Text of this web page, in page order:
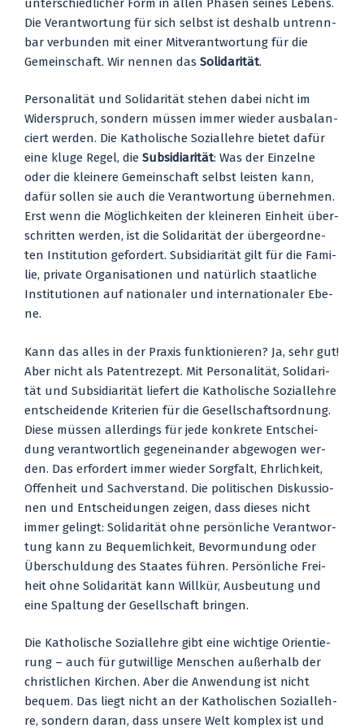
Die Ver­ant­wor­tung für sich selbst ist des­halb untrenn­
bar ver­bun­den mit einer Mit­ver­ant­wor­tung für die
Gemein­schaft. Wir nen­nen das Soli­da­ri­tät.
Per­so­na­li­tät und Soli­da­ri­tät ste­hen dabei nicht im
Wider­spruch, son­dern müs­sen immer wie­der aus­ba­lan­
ciert wer­den. Die Katho­li­sche Sozi­al­leh­re bie­tet dafür
eine klu­ge Regel, die Sub­si­dia­ri­tät: Was der Ein­zel­ne
oder die klei­ne­re Gemein­schaft selbst leis­ten kann,
dafür sol­len sie auch die Ver­ant­wor­tung über­neh­men.
Erst wenn die Mög­lich­kei­ten der klei­ne­ren Ein­heit über­
schrit­ten wer­den, ist die Soli­da­ri­tät der über­ge­ord­ne­
ten Insti­tu­ti­on gefor­dert. Sub­si­dia­ri­tät gilt für die Fami­
lie, pri­va­te Orga­ni­sa­tio­nen und natür­lich staat­li­che
Insti­tu­tio­nen auf natio­na­ler und inter­na­tio­na­ler Ebe­
ne.
Kann das alles in der Pra­xis funk­tio­nie­ren? Ja, sehr gut!
Aber nicht als Patent­re­zept. Mit Per­so­na­li­tät, Soli­da­ri­
tät und Sub­si­dia­ri­tät lie­fert die Katho­li­sche Sozi­al­leh­re
ent­schei­den­de Kri­te­ri­en für die Gesell­schafts­ord­nung.
Die­se müs­sen aller­dings für jede kon­kre­te Ent­schei­
dung ver­ant­wort­lich gegen­ein­an­der abge­wo­gen wer­
den. Das erfor­dert immer wie­der Sorg­falt, Ehr­lich­keit,
Offen­heit und Sach­ver­stand. Die poli­ti­schen Dis­kus­sio­
nen und Ent­schei­dun­gen zei­gen, dass die­ses nicht
immer gelingt: Soli­da­ri­tät ohne per­sön­li­che Ver­ant­wor­
tung kann zu Bequem­lich­keit, Bevor­mun­dung oder
Über­schul­dung des Staa­tes füh­ren. Per­sön­li­che Frei­
heit ohne Soli­da­ri­tät kann Will­kür, Aus­beu­tung und
eine Spal­tung der Gesell­schaft brin­gen.
Die Katho­li­sche Sozi­al­leh­re gibt eine wich­ti­ge Ori­en­tie­
rung – auch für gut­wil­li­ge Men­schen außer­halb der
christ­li­chen Kir­chen. Aber die Anwen­dung ist nicht
bequem. Das liegt nicht an der Katho­li­schen Sozi­al­leh­
re, son­dern dar­an, dass unse­re Welt kom­plex ist und